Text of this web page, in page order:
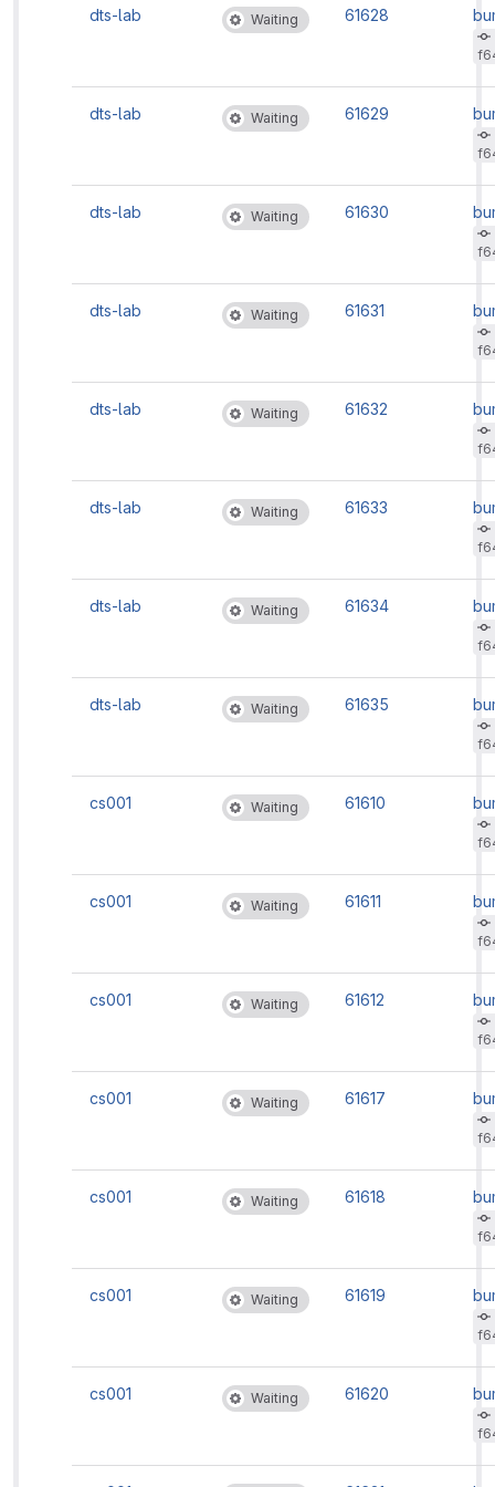
dts-lab Waiting 61628
dts-lab Waiting 61629
dts-lab Waiting 61630
dts-lab Waiting 61631
dts-lab Waiting 61632
dts-lab Waiting 61633
dts-lab Waiting 61634
dts-lab Waiting 61635
cs001 Waiting 61610
cs001 Waiting 61611
cs001 Waiting 61612
cs001 Waiting 61617
cs001 Waiting 61618
cs001 Waiting 61619
cs001 Waiting 61620